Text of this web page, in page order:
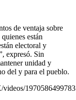
de ventaja sobre
están
electoral y
expresó. Sin
unidad y
del y para el pueblo.